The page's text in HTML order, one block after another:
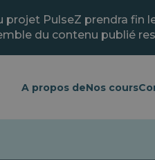
projet PulseZ prendra fin
du contenu publié
A propos deNos cours